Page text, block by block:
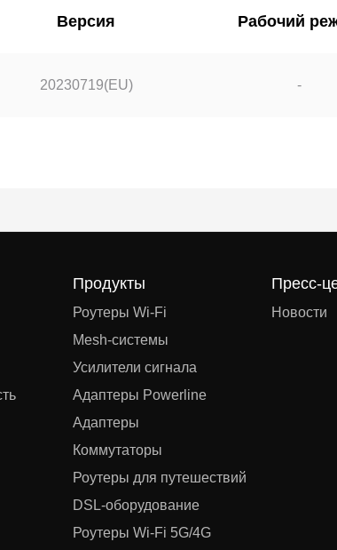
Версия Рабочий
20230719(EU) -
Продукты
Роутеры Wi-Fi
Mesh‑системы
Усилители сигнала
Адаптеры Powerline
Адаптеры
Коммутаторы
Роутеры для путешествий
DSL‑оборудование
Роутеры Wi-Fi 5G/4G
Пресс-
Новости